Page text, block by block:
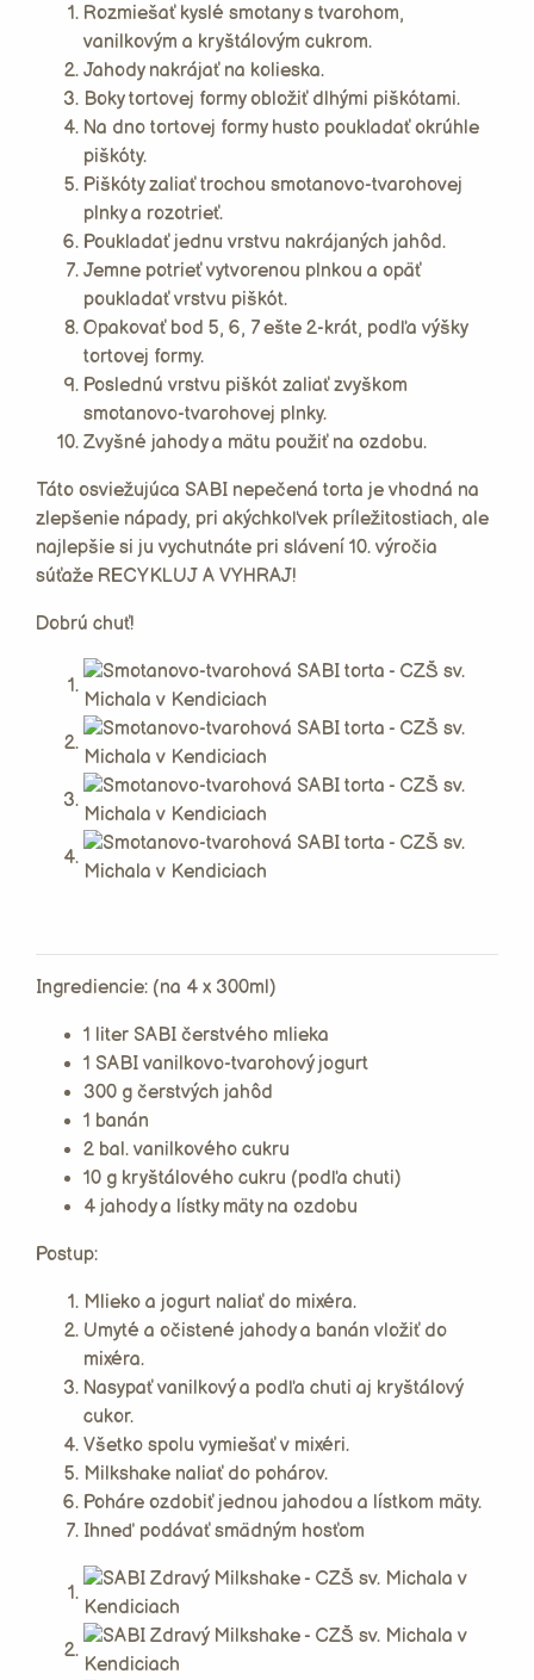
Rozmiešať kyslé smotany s tvarohom,
vanilkovým a kryštálovým cukrom.
Jahody nakrájať na kolieska.
Boky tortovej formy obložiť dlhými piškótami.
Na dno tortovej formy husto poukladať okrúhle
piškóty.
Piškóty zaliať trochou smotanovo-tvarohovej
plnky a rozotrieť.
Poukladať jednu vrstvu nakrájaných jahôd.
Jemne potrieť vytvorenou plnkou a opäť
poukladať vrstvu piškót.
Opakovať bod 5, 6, 7 ešte 2-krát, podľa výšky
tortovej formy.
Poslednú vrstvu piškót zaliať zvyškom
smotanovo-tvarohovej plnky.
Zvyšné jahody a mätu použiť na ozdobu.
Táto osviežujúca SABI nepečená torta je vhodná na
zlepšenie nápady, pri akýchkoľvek príležitostiach, ale
najlepšie si ju vychutnáte pri slávení 10. výročia
súťaže RECYKLUJ A VYHRAJ!
Dobrú chuť!
Ingrediencie: (na 4 x 300ml)
1 liter SABI čerstvého mlieka
1 SABI vanilkovo-tvarohový jogurt
300 g čerstvých jahôd
1 banán
2 bal. vanilkového cukru
10 g kryštálového cukru (podľa chuti)
4 jahody a lístky mäty na ozdobu
Postup:
Mlieko a jogurt naliať do mixéra.
Umyté a očistené jahody a banán vložiť do
mixéra.
Nasypať vanilkový a podľa chuti aj kryštálový
cukor.
Všetko spolu vymiešať v mixéri.
Milkshake naliať do pohárov.
Poháre ozdobiť jednou jahodou a lístkom mäty.
Ihneď podávať smädným hosťom